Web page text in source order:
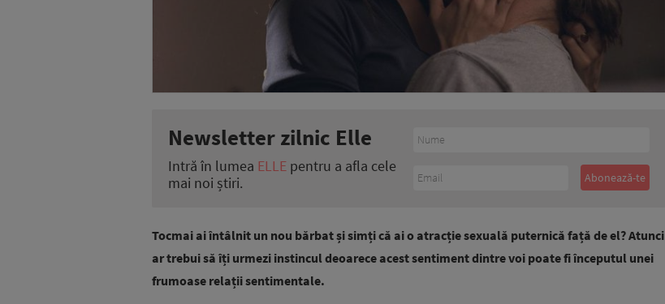
Newsletter zilnic Elle
Intră în lumea ELLE pentru a afla cele
mai noi știri.
Tocmai ai întâlnit un nou bărbat și simți că ai o atracție sexuală puternică față de el? Atunci
ar trebui să îți urmezi instincul deoarece acest sentiment dintre voi poate fi începutul unei
frumoase relații sentimentale.